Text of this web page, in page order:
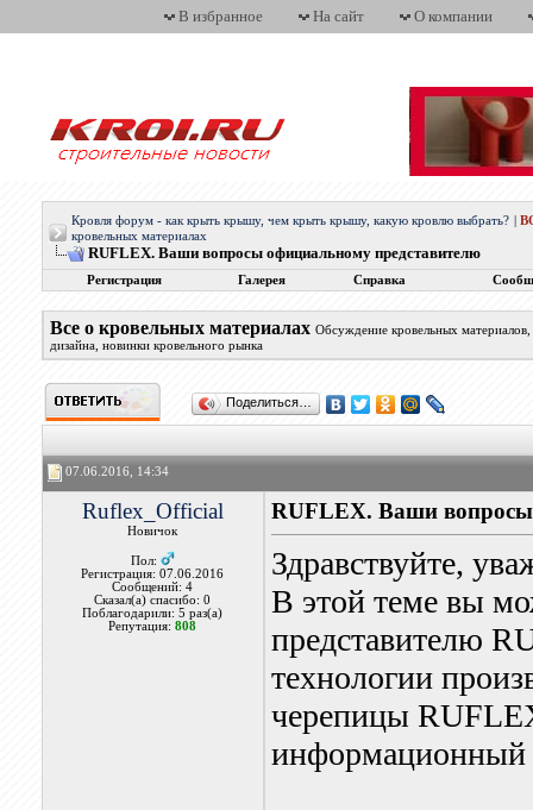
В избранное На сайт О компании
Кровля форум - как крыть крышу, чем крыть крышу, какую кровлю выбрать?
кровельных материалах
RUFLEX. Ваши вопросы официальному представителю
Регистрация Галерея Справка
Все о кровельных материалах Обсуждение кровельных
дизайна, новинки кровельного рынка
Поделиться…
07.06.2016, 14:34
Ruflex_Official
Новичок
Пол:
Регистрация: 07.06.2016
Сообщений: 4
Сказал(а) спасибо: 0
Поблагодарили: 5 раз(а)
Репутация:808
RUFLEX. Ваши вопросы
Здравствуйте,
В этой теме вы
представителю
технологии
черепицы
информационный